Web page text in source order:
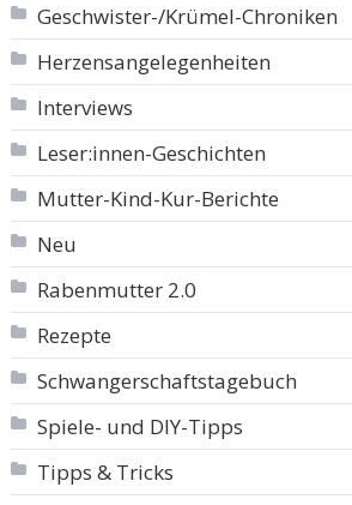
Geschwister-/Krümel-Chroniken
Herzensangelegenheiten
Interviews
Leser:innen-Geschichten
Mutter-Kind-Kur-Berichte
Neu
Rabenmutter 2.0
Rezepte
Schwangerschaftstagebuch
Spiele- und DIY-Tipps
Tipps & Tricks